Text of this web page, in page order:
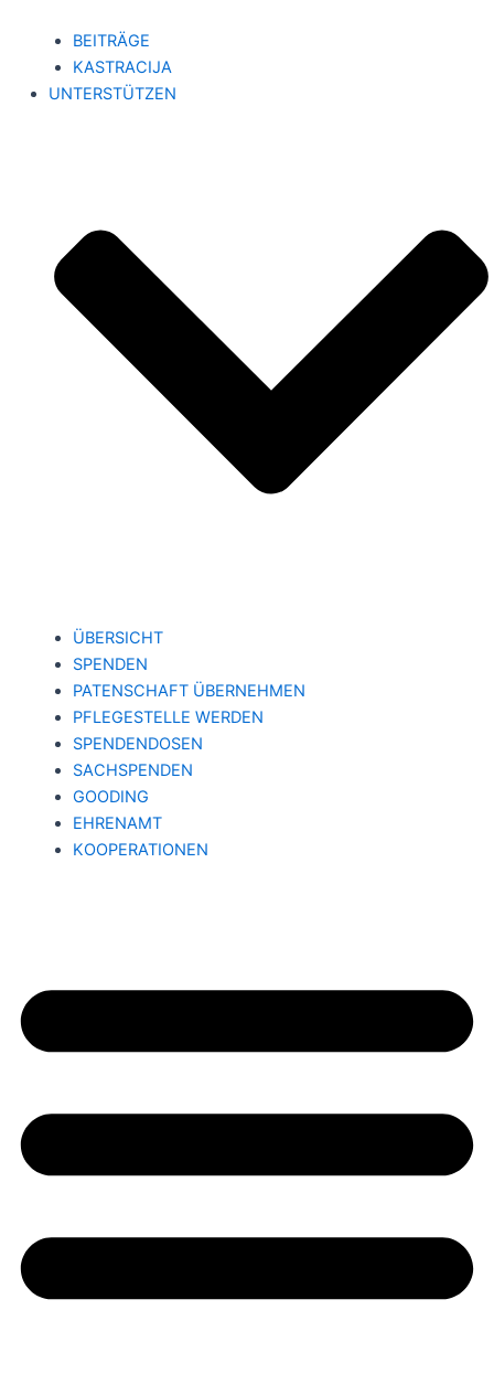
BEITRÄGE
KASTRACIJA
UNTERSTÜTZEN
ÜBERSICHT
SPENDEN
PATENSCHAFT ÜBERNEHMEN
PFLEGESTELLE WERDEN
SPENDENDOSEN
SACHSPENDEN
GOODING
EHRENAMT
KOOPERATIONEN